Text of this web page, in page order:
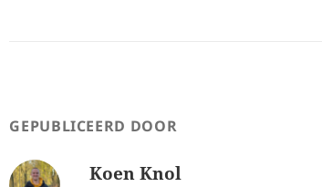
GEPUBLICEERD DOOR
Koen Knol